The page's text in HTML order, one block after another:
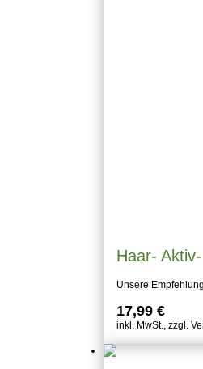
Haar-
Unsere
17,99 €
inkl. MwSt., zzgl.